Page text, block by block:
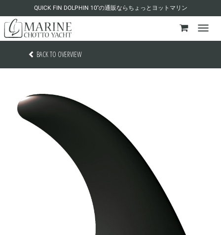
QUICK FIN DOLPHIN 10''の通販ならちょっとヨットマリン
BACK TO OVERVIEW